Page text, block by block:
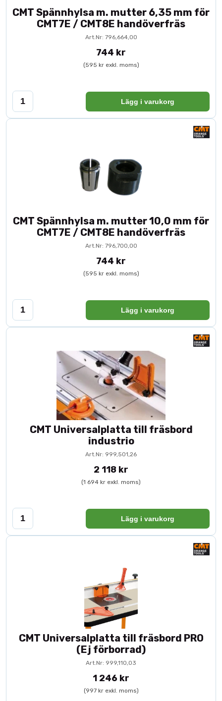
CMT Spännhylsa m. mutter 6,35 mm för
CMT7E / CMT8E handöverfräs
Art.Nr: 796,664,00
744 kr
(595 kr exkl. moms)
Lägg i varukorg
CMT Spännhylsa m. mutter 10,0 mm för
CMT7E / CMT8E handöverfräs
Art.Nr: 796,700,00
744 kr
(595 kr exkl. moms)
Lägg i varukorg
CMT Universalplatta till fräsbord
industrio
Art.Nr: 999,501,26
2 118 kr
(1 694 kr exkl. moms)
Lägg i varukorg
CMT Universalplatta till fräsbord PRO
(Ej förborrad)
Art.Nr: 999,110,03
1 246 kr
(997 kr exkl. moms)